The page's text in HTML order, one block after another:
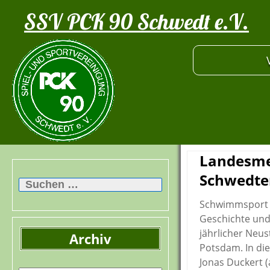
SSV PCK 90 Schwedt e.V.
nach:
Archiv
Geschichte
jährlicher
Potsdam. In
Jonas Duckert